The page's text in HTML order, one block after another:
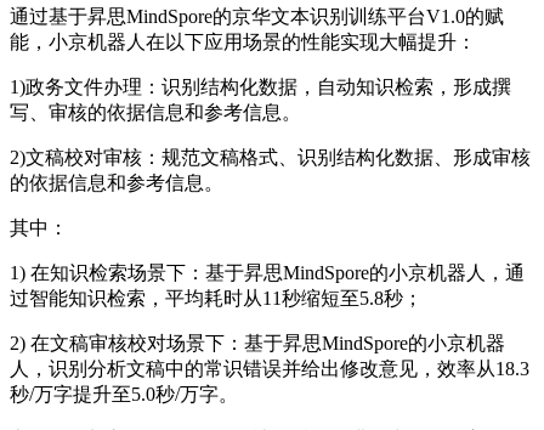
通过基于昇思MindSpore的京华文本识别训练平台V1.0的赋
能，小京机器人在以下应用场景的性能实现大幅提升：
1)政务文件办理：识别结构化数据，自动知识检索，形成撰
写、审核的依据信息和参考信息。
2)文稿校对审核：规范文稿格式、识别结构化数据、形成审核
的依据信息和参考信息。
其中：
1) 在知识检索场景下：基于昇思MindSpore的小京机器人，通
过智能知识检索，平均耗时从11秒缩短至5.8秒；
2) 在文稿审核校对场景下：基于昇思MindSpore的小京机器
人，识别分析文稿中的常识错误并给出修改意见，效率从18.3
秒/万字提升至5.0秒/万字。